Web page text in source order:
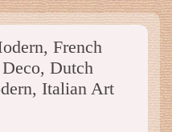
French
Dutch
Italian Art